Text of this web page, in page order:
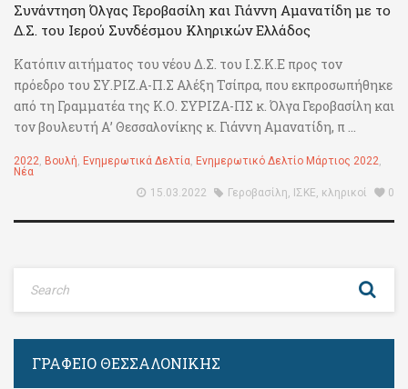
Συνάντηση Όλγας Γεροβασίλη και Γιάννη Αμανατίδη με το
Δ.Σ. του Ιερού Συνδέσμου Κληρικών Ελλάδος
Κατόπιν αιτήματος του νέου Δ.Σ. του Ι.Σ.Κ.Ε προς τον
πρόεδρο του ΣΥ.ΡΙΖ.Α-Π.Σ Αλέξη Τσίπρα, που εκπροσωπήθηκε
από τη Γραμματέα της Κ.Ο. ΣΥΡΙΖΑ-ΠΣ κ. Όλγα Γεροβασίλη και
τον βουλευτή Α’ Θεσσαλονίκης κ. Γιάννη Αμανατίδη, π ...
2022, Βουλή, Ενημερωτικά Δελτία, Ενημερωτικό Δελτίο Μάρτιος 2022,
Νέα
15.03.2022
Γεροβασίλη, ΙΣΚΕ, κληρικοί 0
ΓΡΑΦΕΊΟ ΘΕΣΣΑΛΟΝΊΚΗΣ